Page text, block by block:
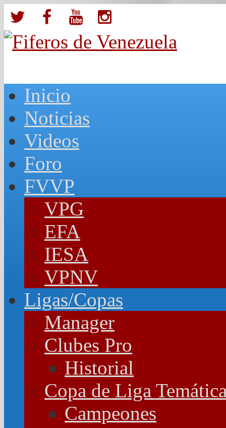
Inicio
Noticias
Videos
Foro
FVVP
VPG
EFA
IESA
VPNV
Ligas/Copas
Manager
Clubes Pro
Historial
Copa de Liga
Campeones